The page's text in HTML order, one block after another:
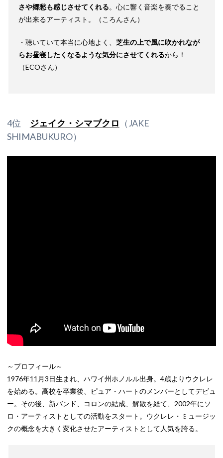
さや郷愁も感じさせてくれる。心に響く音楽を奏でること
が出来るアーティスト。（ころんさん）
・聴いていて本当に心地よく、 芝生の上で風に吹かれなが
らお昼寝したくなるような気分にさせてくれるから！
（ECOさん）
4位 ジェイク・シマブクロ （JAKE
SHIMABUKURO）
～プロフィール～
1976年11月3日生まれ、ハワイ州ホノルル出身。4歳よりウクレレ
を始める。高校を卒業後、ピュア・ハートのメンバーとしてデビュ
ー。その後、新バンド、コロンの結成、解散を経て、2002年にソ
ロ・アーティストとしての活動をスタート。ウクレレ・ミュージッ
クの概念を大きく変化させたアーティストとして人気を誇る。